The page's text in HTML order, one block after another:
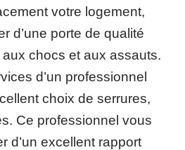
votre logement,
d’une porte de qualité
chocs et aux assauts.
d’un professionnel
choix de serrures,
Ce professionnel vous
d’un excellent rapport